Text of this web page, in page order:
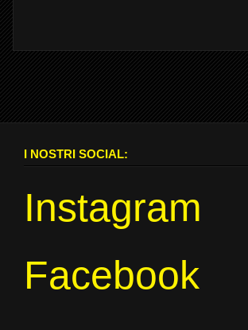
I NOSTRI SOCIAL:
Instagram
Facebook